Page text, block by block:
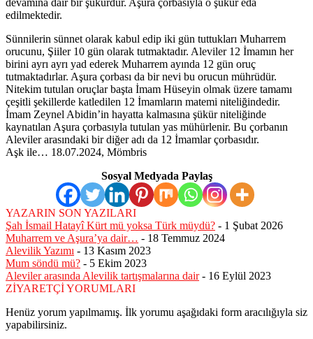
edilmektedir.
Sünnilerin sünnet olarak kabul edip iki gün tuttukları Muharrem
orucunu, Şiiler 10 gün olarak tutmaktadır. Aleviler 12 İmamın her
birini ayrı ayrı yad ederek Muharrem ayında 12 gün oruç
tutmaktadırlar. Aşura çorbası da bir nevi bu orucun mührüdür.
Nitekim tutulan oruçlar başta İmam Hüseyin olmak üzere tamamı
çeşitli şekillerde katledilen 12 İmamların matemi niteliğindedir.
İmam Zeynel Abidin’in hayatta kalmasına şükür niteliğinde
kaynatılan Aşura çorbasıyla tutulan yas mühürlenir. Bu çorbanın
Aleviler arasındaki bir diğer adı da 12 İmamlar çorbasıdır.
Aşk ile… 18.07.2024, Mömbris
Sosyal Medyada Paylaş
YAZARIN SON YAZILARI
Şah İsmail Hatayî Kürt mü yoksa Türk müydü? - 1 Şubat 2026
Muharrem ve Aşura’ya dair… - 18 Temmuz 2024
Alevilik Yazımı - 13 Kasım 2023
Mum söndü mü? - 5 Ekim 2023
Aleviler arasında Alevilik tartışmalarına dair- 16 Eylül 2023
ZİYARETÇİ YORUMLARI
Henüz yorum yapılmamış. İlk yorumu aşağıdaki form aracılığıyla siz
yapabilirsiniz.